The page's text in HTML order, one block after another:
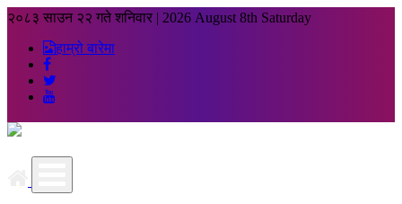
२०८३ साउन २२ गते शनिवार | 2026 August 8th Saturday
हाम्रो बारेमा